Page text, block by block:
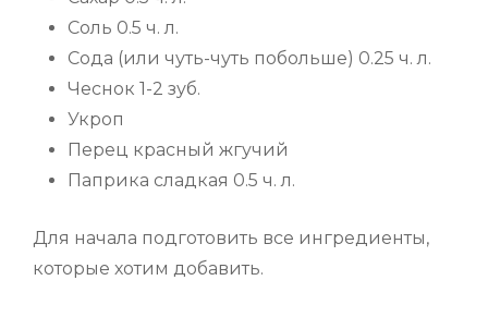
Соль 0.5 ч. л.
Сода (или чуть-чуть побольше) 0.25 ч. л.
Чеснок 1-2 зуб.
Укроп
Перец красный жгучий
Паприка сладкая 0.5 ч. л.
Для начала подготовить все ингредиенты,
которые хотим добавить.